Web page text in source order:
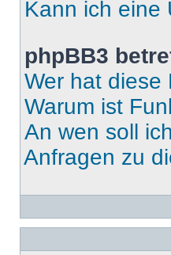
Kann ich eine
phpBB3
Wer hat diese
Warum ist
An wen soll
Anfragen zu